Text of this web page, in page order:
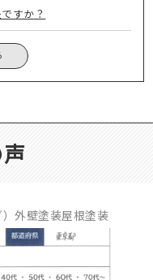
すか？
外壁塗装屋根塗装